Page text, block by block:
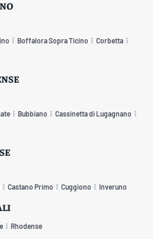
Boffalora Sopra Ticino Corbetta
Bubbiano Cassinetta di Lugagnano
Castano Primo Cuggiono Inveruno
Rhodense